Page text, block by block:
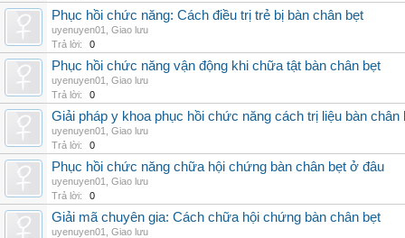
Phục hồi chức năng: Cách điều trị trẻ bị bàn chân bẹt
uyenuyen01
Giao lưu
Trả lời:
0
Phục hồi chức năng vận động khi chữa tật bàn chân bẹt
uyenuyen01
Giao lưu
Trả lời:
0
Giải pháp y khoa phục hồi chức năng cách trị liệu bàn chân
uyenuyen01
Giao lưu
Trả lời:
0
Phục hồi chức năng chữa hội chứng bàn chân bẹt ở đâu
uyenuyen01
Giao lưu
Trả lời:
0
Giải mã chuyên gia: Cách chữa hội chứng bàn chân bẹt
uyenuyen01
Giao lưu